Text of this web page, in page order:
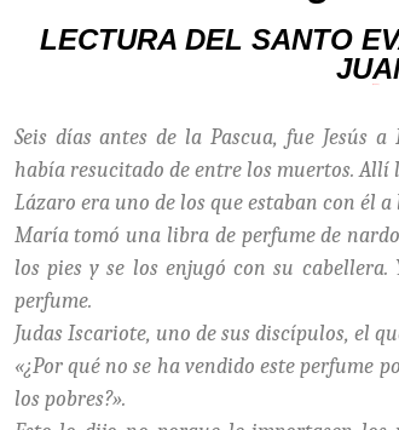
LECTURA DEL SANTO
Seis días antes de la Pascua, fue Jesús
había resucitado de entre los muertos.
Lázaro era uno de los que estaban con él a
María tomó una libra de perfume de
los pies y se los enjugó con su
perfume.
Judas Iscariote, uno de sus discípulos, el
«¿Por qué no se ha vendido este perfume
los pobres?».